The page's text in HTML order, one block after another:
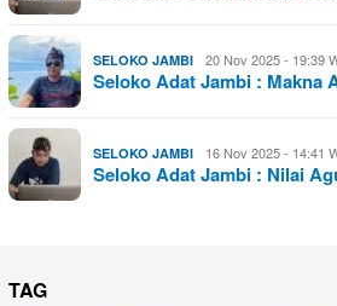
SELOKO JAMBI 20 Nov 2025 - 19:39
Seloko Adat Jambi : Makna
SELOKO JAMBI 16 Nov 2025 - 14:41
Seloko Adat Jambi : Nilai
TAG